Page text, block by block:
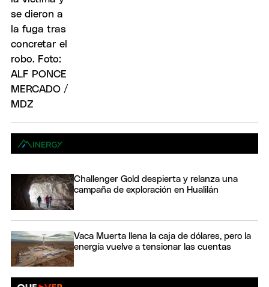
Challenger Gold despierta y relanza una
campaña de exploración en Hualilán
Vaca Muerta llena la caja de dólares, pero la
energía vuelve a tensionar las cuentas